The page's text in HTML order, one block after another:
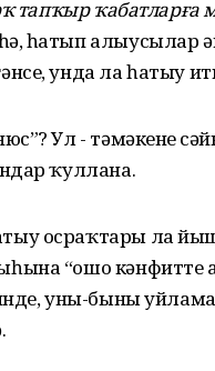
тапҡыр ҡабатларға
һатып алыусылар
унда ла һатыу
Ул - тәмәкенең
ҡуллана.
осраҡтары ла
“ошо кәнфитте
уны-быны